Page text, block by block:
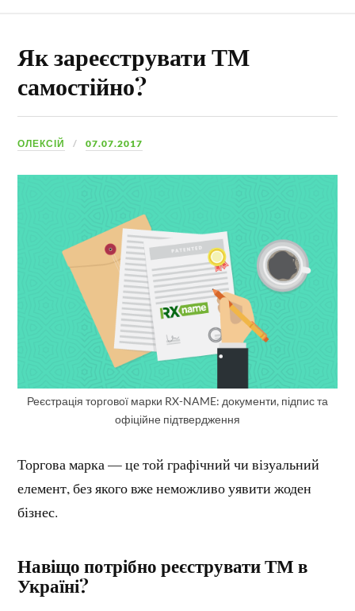
Як зареєструвати ТМ
самостійно?
ОЛЕКСІЙ 07.07.2017
Реєстрація торгової марки RX-NAME: документи, підпис та
офіційне підтвердження
Торгова марка — це той графічний чи візуальний
елемент, без якого вже неможливо уявити жоден
бізнес.
Навіщо потрібно реєструвати ТМ в
Україні?